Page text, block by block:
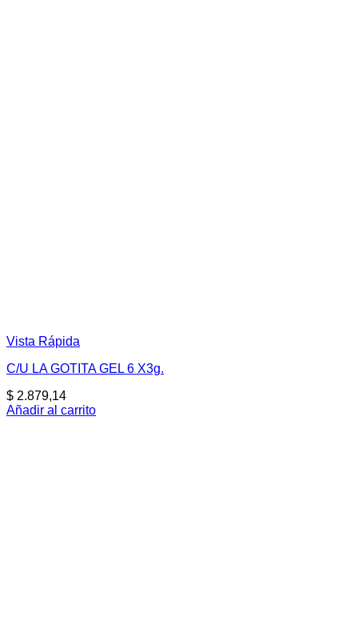
Vista Rápida
C/U LA GOTITA GEL 6 X3g.
$ 2.879,14
Añadir al carrito